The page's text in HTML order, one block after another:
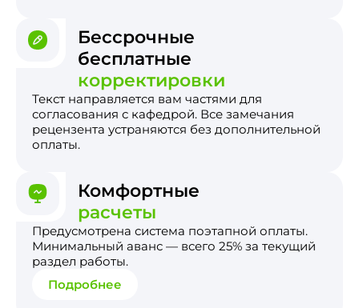
Бессрочные
бесплатные
корректировки
Текст направляется вам частями для
согласования с кафедрой. Все замечания
рецензента устраняются без дополнительной
оплаты.
Комфортные
расчеты
Предусмотрена система поэтапной оплаты.
Минимальный аванс — всего 25% за текущий
раздел работы.
Подробнее